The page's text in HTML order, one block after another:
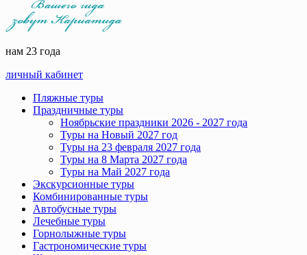
нам 23 года
личный кабинет
Пляжные туры
Праздничные туры
Ноябрьские праздники 2026 - 2027 года
Туры на Новый 2027 год
Туры на 23 февраля 2027 года
Туры на 8 Марта 2027 года
Туры на Май 2027 года
Экскурсионные туры
Комбинированные туры
Автобусные туры
Лечебные туры
Горнолыжные туры
Гастрономические туры